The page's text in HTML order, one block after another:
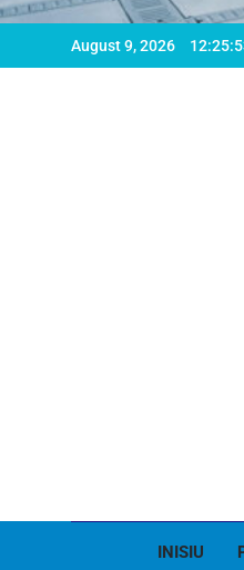
August 9, 2026
INISIU